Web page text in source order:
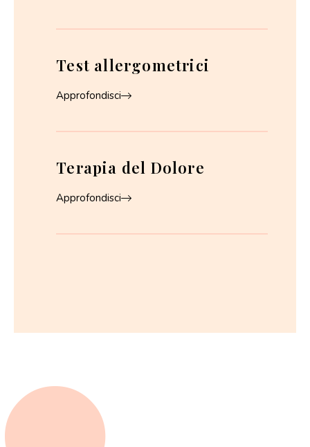
Test allergometrici
Approfondisci
Terapia del Dolore
Approfondisci